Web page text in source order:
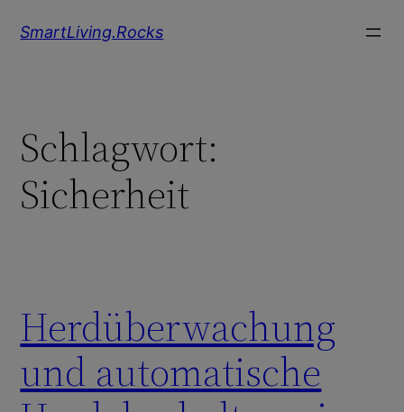
InhaltSmartLiving.Rocks
Schlagwort:
Sicherheit
Herdüberwachung
und automatische